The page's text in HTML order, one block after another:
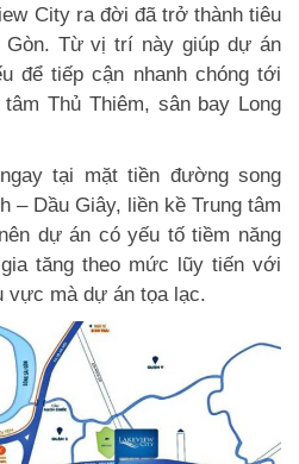
Cityra đời đã trở thành tiêu
Gòn. Từ vị trí này giúp dự án
để tiếp cận nhanh chóng tới
Thủ Thiêm, sân bay Long
tại mặt tiền đường song
– Dầu Giây, liền kề Trung tâm
dự án có yếu tố tiềm năng
tăng theo mức lũy tiến với
vực mà dự án tọa lạc.